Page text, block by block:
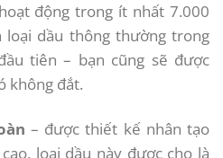
động trong ít nhất 7.000
loại dầu thông thường trong
tiên – bạn cũng sẽ được
không đắt.
– được thiết kế nhân tạo
loại dầu này được cho là